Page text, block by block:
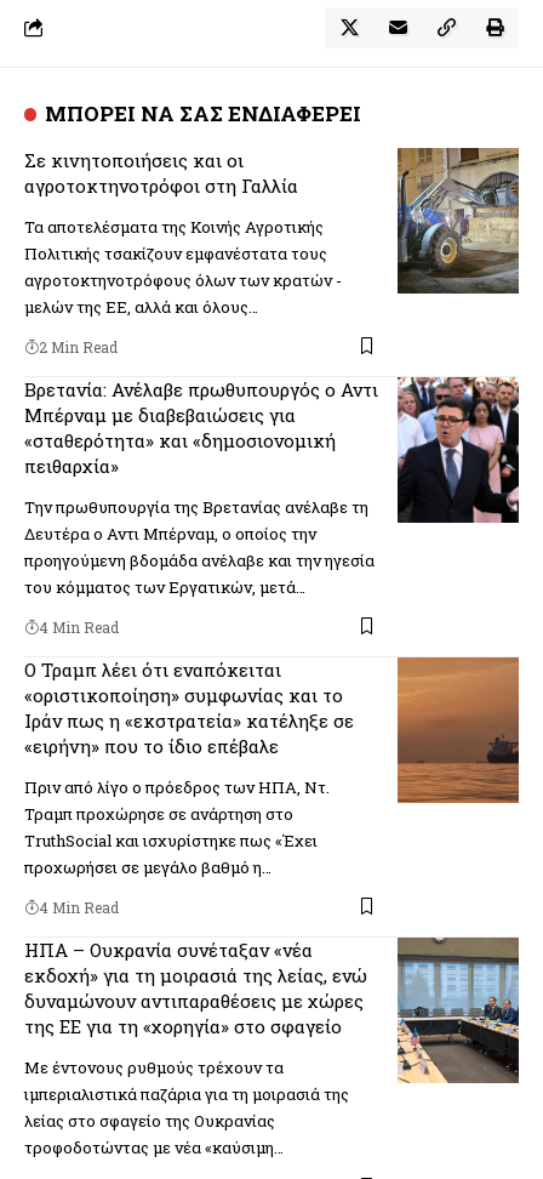
ΜΠΟΡΕΙ ΝΑ ΣΑΣ ΕΝΔΙΑΦΕΡΕΙ
Σε κινητοποιήσεις και οι
αγροτοκτηνοτρόφοι στη Γαλλία
Τα αποτελέσματα της Κοινής Αγροτικής
Πολιτικής τσακίζουν εμφανέστατα τους
αγροτοκτηνοτρόφους όλων των κρατών -
μελών της ΕΕ, αλλά και όλους…
2 Min Read
Βρετανία: Ανέλαβε πρωθυπουργός ο Αντι
Μπέρναμ με διαβεβαιώσεις για
«σταθερότητα» και «δημοσιονομική
πειθαρχία»
Την πρωθυπουργία της Βρετανίας ανέλαβε τη
Δευτέρα ο Αντι Μπέρναμ, ο οποίος την
προηγούμενη βδομάδα ανέλαβε και την ηγεσία
του κόμματος των Εργατικών, μετά…
4 Min Read
Ο Τραμπ λέει ότι εναπόκειται
«οριστικοποίηση» συμφωνίας και το
Ιράν πως η «εκστρατεία» κατέληξε σε
«ειρήνη» που το ίδιο επέβαλε
Πριν από λίγο ο πρόεδρος των ΗΠΑ, Ντ.
Τραμπ προχώρησε σε ανάρτηση στο
TruthSocial και ισχυρίστηκε πως «Έχει
προχωρήσει σε μεγάλο βαθμό η…
4 Min Read
ΗΠΑ – Ουκρανία συνέταξαν «νέα
εκδοχή» για τη μοιρασιά της λείας, ενώ
δυναμώνουν αντιπαραθέσεις με χώρες
της ΕΕ για τη «χορηγία» στο σφαγείο
Με έντονους ρυθμούς τρέχουν τα
ιμπεριαλιστικά παζάρια για τη μοιρασιά της
λείας στο σφαγείο της Ουκρανίας
τροφοδοτώντας με νέα «καύσιμη…